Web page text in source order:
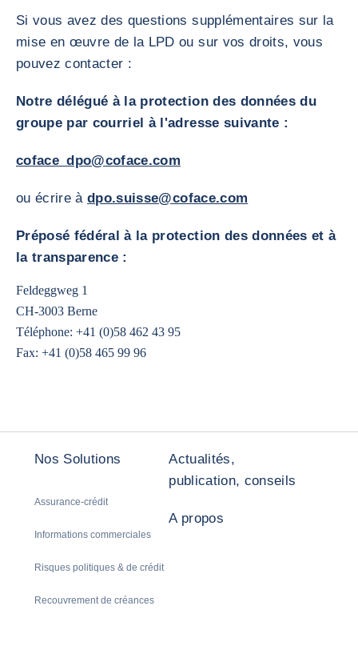
Si vous avez des questions supplémentaires sur la
mise en œuvre de la LPD ou sur vos droits, vous
pouvez contacter :
Notre délégué à la protection des données du
groupe par courriel à l'adresse suivante :
coface_dpo@coface.com
ou écrire àdpo.suisse@coface.com
Préposé fédéral à la protection des données et à
la transparence :
Feldeggweg 1
CH-3003 Berne
Téléphone: +41 (0)58 462 43 95
Fax: +41 (0)58 465 99 96
Nos Solutions
Assurance-crédit
Informations commerciales
Risques politiques & de crédit
Recouvrement de créances
Actualités,
publication, conseils
A propos